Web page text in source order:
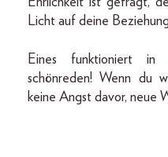
Licht auf deine
Eines funktioniert
schönreden! Wenn du
keine Angst davor, neue